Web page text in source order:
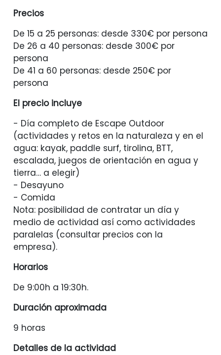
Precios
De 15 a 25 personas: desde 330€ por persona
De 26 a 40 personas: desde 300€ por
persona
De 41 a 60 personas: desde 250€ por
persona
El precio incluye
- Día completo de Escape Outdoor
(actividades y retos en la naturaleza y en el
agua: kayak, paddle surf, tirolina, BTT,
escalada, juegos de orientación en agua y
tierra… a elegir)
- Desayuno
- Comida
Nota: posibilidad de contratar un día y
medio de actividad así como actividades
paralelas (consultar precios con la
empresa).
Horarios
De 9:00h a 19:30h.
Duración aproximada
9 horas
Detalles de la actividad